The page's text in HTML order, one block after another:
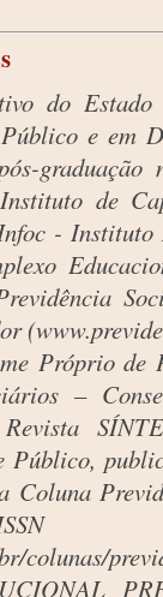
do
e em
de
-
Próprio
–
Público,
Coluna
colunas/